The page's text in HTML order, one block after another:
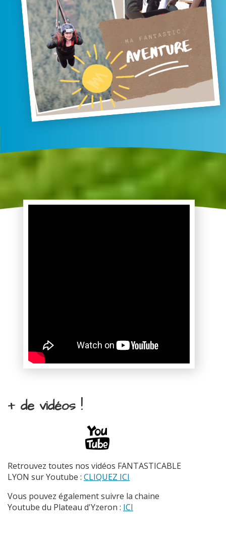
+ de vidéos !
Retrouvez toutes nos vidéos FANTASTICABLE
LYON sur Youtube : CLIQUEZ ICI
Vous pouvez également suivre la chaine
Youtube du Plateau d'Yzeron : ICI